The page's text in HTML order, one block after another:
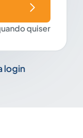
quiser
login